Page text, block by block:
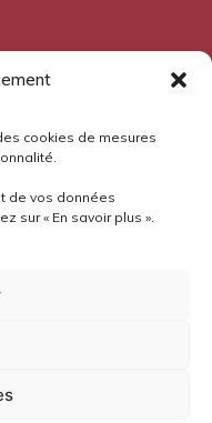
cookies de mesures
de vos données
sur « En savoir plus ».